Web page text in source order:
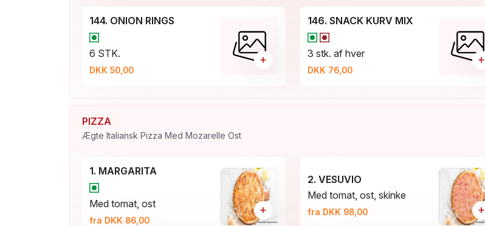
144. ONION RINGS
6 STK.
DKK 50,00
+
146. SNACK KURV MIX
3 stk. af hver
DKK 76,00
+
PIZZA
Ægte Italiansk Pizza Med Mozarelle Ost
1. MARGARlTA
Med tomat, ost
fra DKK 86,00
+
2. VESUVlO
Med tomat, ost, skinke
fra DKK 98,00 +